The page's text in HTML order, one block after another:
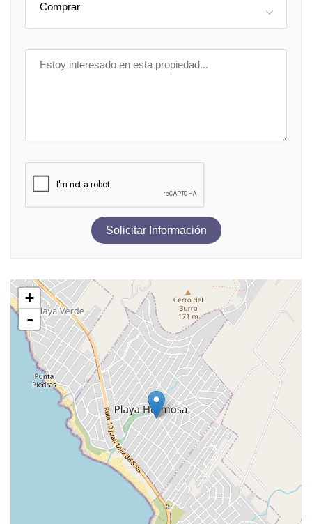
Comprar
Solicitar Información
+
-